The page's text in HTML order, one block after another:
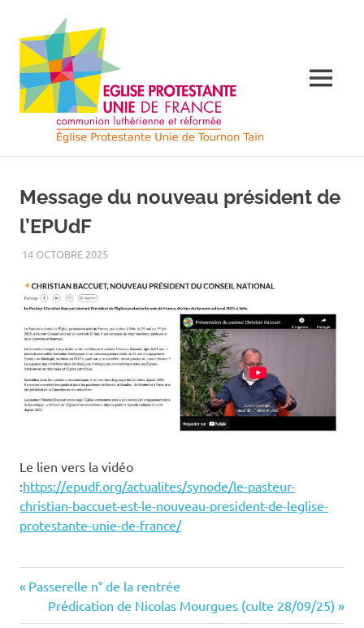
content
de
France
et
Tain
de
France
à
Tournon
Rhône
et
l'Hermitage
MENU
Message du nouveau président de
l’EPUdF
14 OCTOBRE 2025LUC ROUSSET
NON CLASSÃ©
Le lien vers la vidéo
:https://epudf.org/actualites/synode/le-pasteur-
christian-baccuet-est-le-nouveau-president-de-leglise-
protestante-unie-de-france/
Navigation
Previous
Post:
Passerelle n° de la rentrée
Next
Post:
Prédication de Nicolas Mourgues (culte 28/09/25)